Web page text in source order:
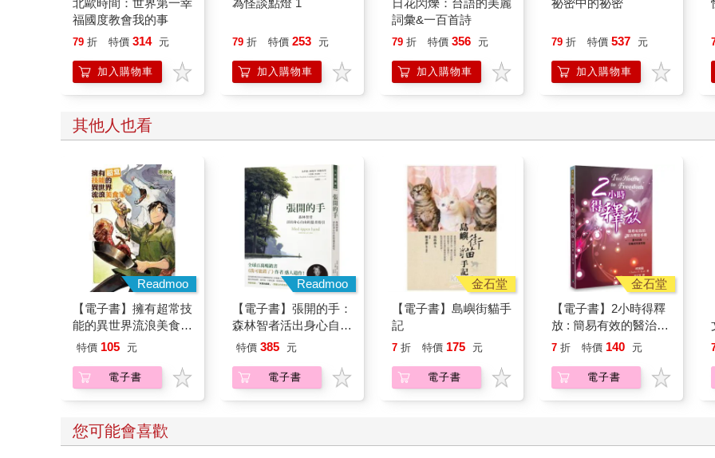
福國度教會我的事
79 折 特價 314 元
加入購物車
79 折 特價 253 元
加入購物車
詞彙&一百首詩
79 折 特價 356 元
加入購物車
79 折 特價 537 元
加入購物車
其他人也看
Readmoo
【電子書】擁有超常技
能的異世界流浪美食家
(1)
特價 105 元
電子書
Readmoo
【電子書】張開的手：
森林智者活出身心自由
的溫柔指引
特價 385 元
電子書
金石堂
【電子書】島嶼街貓手
記
7 折 特價 175 元
電子書
金石堂
【電子書】2小時得釋
放 : 簡易有效的醫治釋
放手冊
7 折 特價 140 元
電子書
您可能會喜歡